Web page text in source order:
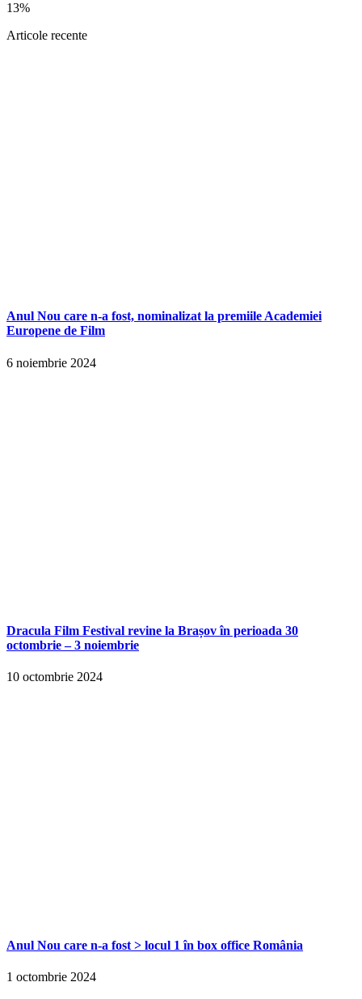
13%
Articole recente
Anul Nou care n-a fost, nominalizat la premiile Academiei
Europene de Film
6 noiembrie 2024
Dracula Film Festival revine la Brașov în perioada 30
octombrie – 3 noiembrie
10 octombrie 2024
Anul Nou care n-a fost > locul 1 în box office România
1 octombrie 2024